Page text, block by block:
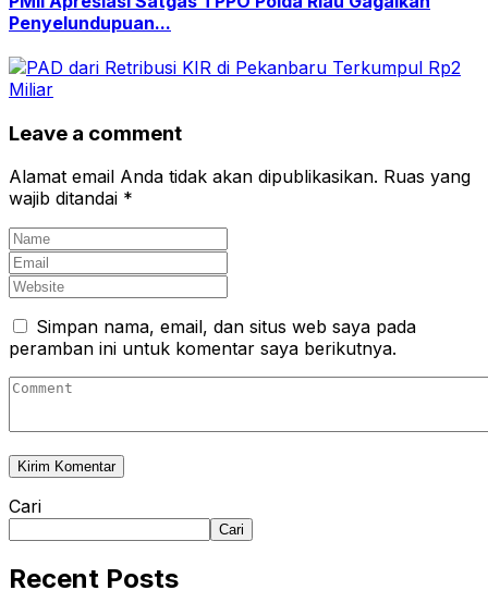
Penyelundupuan...
Leave a comment
Alamat email Anda tidak akan dipublikasikan. Ruas yang
wajib ditandai *
Simpan nama, email, dan situs web saya pada
peramban ini untuk komentar saya berikutnya.
Cari
Cari
Recent Posts